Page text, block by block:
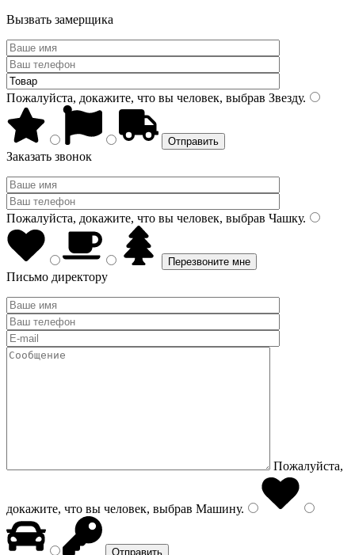
Вызвать замерщика
Пожалуйста, докажите, что вы человек, выбрав Звезду.
Заказать звонок
Пожалуйста, докажите, что вы человек, выбрав Чашку.
Письмо директору
Пожалуйста,
докажите, что вы человек, выбрав Машину.